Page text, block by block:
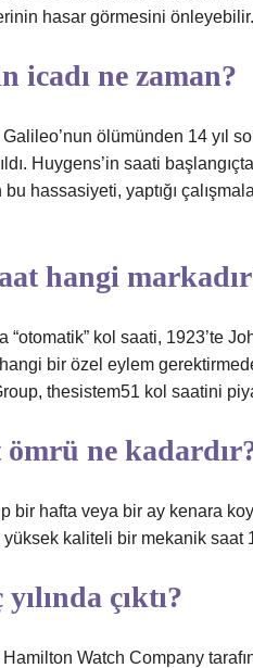
hasar görmesini önleyebilir.
icadı ne zaman?
Galileo’nun ölümünden 14 yıl
Huygens’in saati
hassasiyeti, yaptığı
hangi
“otomatik” kol saati, 1923’te
bir özel eylem
thesistem51 kol saatini
ne
bir hafta veya bir ay kenara
kaliteli bir mekanik saat
çıktı?
Hamilton Watch Company